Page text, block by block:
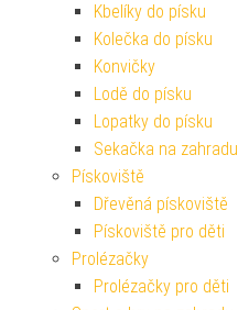
Kbelíky do písku
Kolečka do písku
Konvičky
Lodě do písku
Lopatky do písku
Sekačka na zahradu
Pískoviště
Dřevěná pískoviště
Pískoviště pro děti
Prolézačky
Prolézačky pro děti